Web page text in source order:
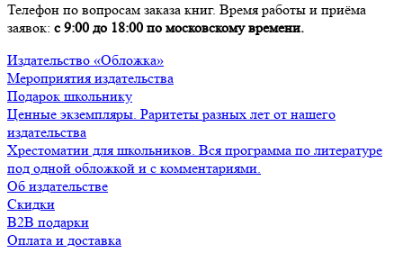
Телефон по вопросам заказа книг. Время работы и приёма
заявок: с 9:00 до 18:00 по московскому времени.
Издательство «Обложка»
Мероприятия издательства
Подарок школьнику
Ценные экземпляры. Раритеты разных лет от нашего
издательства
Хрестоматии для школьников. Вся программа по литературе
под одной обложкой и с комментариями.
Об издательстве
Скидки
B2B подарки
Оплата и доставка